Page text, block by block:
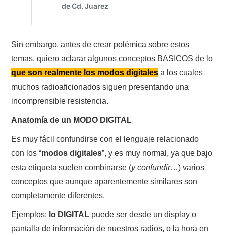
Sin embargo, antes de crear polémica sobre estos
temas, quiero aclarar algunos conceptos BASICOS de lo
que son realmente los modos digitales a los cuales
muchos radioaficionados siguen presentando una
incomprensible resistencia.
Anatomía de un MODO DIGITAL
Es muy fácil confundirse con el lenguaje relacionado
con los “modos digitales”, y es muy normal, ya que bajo
esta etiqueta suelen combinarse (y confundir…) varios
conceptos que aunque aparentemente similares son
completamente diferentes.
Ejemplos; lo DIGITAL puede ser desde un display o
pantalla de información de nuestros radios, o la hora en